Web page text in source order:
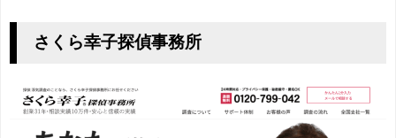
さくら幸子探偵事務所